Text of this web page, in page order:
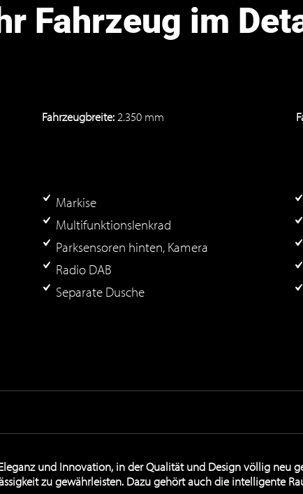
Fahrzeug im
Fahrzeugbreite: 2.350 mm
Markise
Multifunktionslenkrad
Parksensoren hinten, Kamera
Radio DAB
Separate Dusche
und Innovation, in der Qualität und Design völlig neu
zu gewährleisten. Dazu gehört auch die intelligente